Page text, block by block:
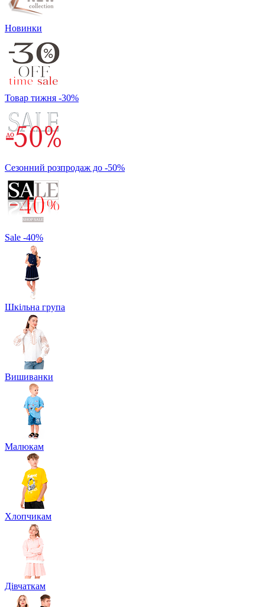
Новинки
Товар тижня -30%
Сезонний розпродаж до -50%
Sale -40%
Шкільна група
Вишиванки
Малюкам
Хлопчикам
Дівчаткам